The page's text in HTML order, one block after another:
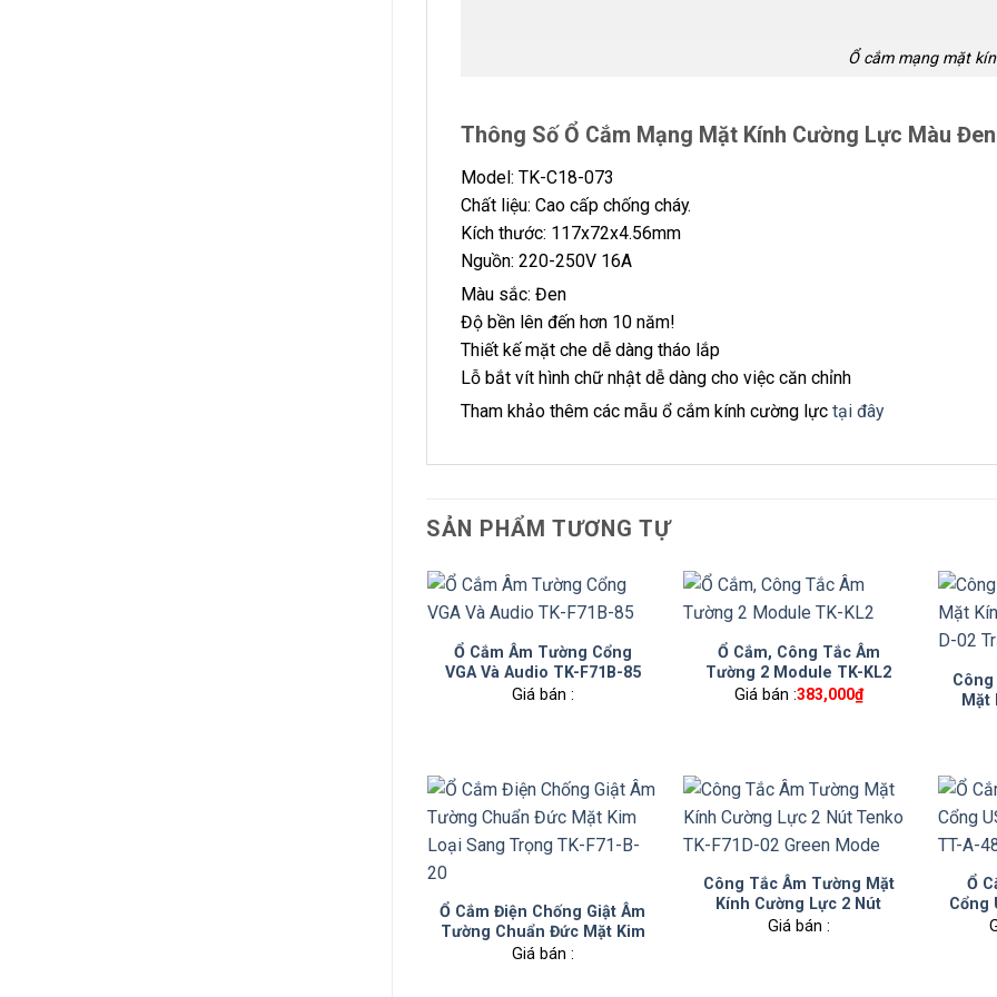
Ổ cắm mạng mặt
Thông Số Ổ Cắm Mạng Mặt Kính Cường Lực Màu Đen
Model: TK-C18-073
Chất liệu: Cao cấp chống cháy.
Kích thước: 117x72x4.56mm
Nguồn: 220-250V 16A
Màu sắc: Đen
Độ bền lên đến hơn 10 năm!
Thiết kế mặt che dễ dàng tháo lắp
Lỗ bắt vít hình chữ nhật dễ dàng cho việc căn chỉnh
Tham khảo thêm các mẫu ổ cắm kính cường lực tại đây
SẢN PHẨM TƯƠNG TỰ
Ổ Cắm Âm Tường Cổng
VGA Và Audio TK-F71B-85
Giá bán :
Ổ Cắm, Công Tắc Âm
Tường 2 Module TK-KL2
Giá bán :383,000₫
Mặt
Ổ Cắm Điện Chống Giật Âm
Tường Chuẩn Đức Mặt Kim
Loại Sang Trọng TK-F71-B-
Giá bán :
Công Tắc Âm Tường Mặt
Kính Cường Lực 2 Nút
Tenko TK-F71D-02 Green
Giá bán :
Ổ
Cổng